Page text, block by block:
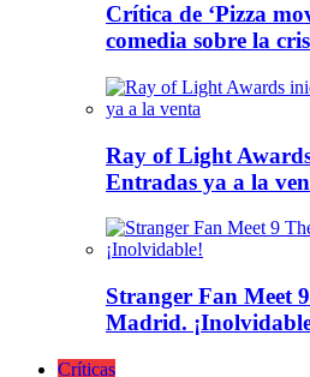
Crítica de ‘Pizza
comedia sobre la
Ray of Light
Entradas ya a la
Stranger Fan Meet
Madrid.
Críticas